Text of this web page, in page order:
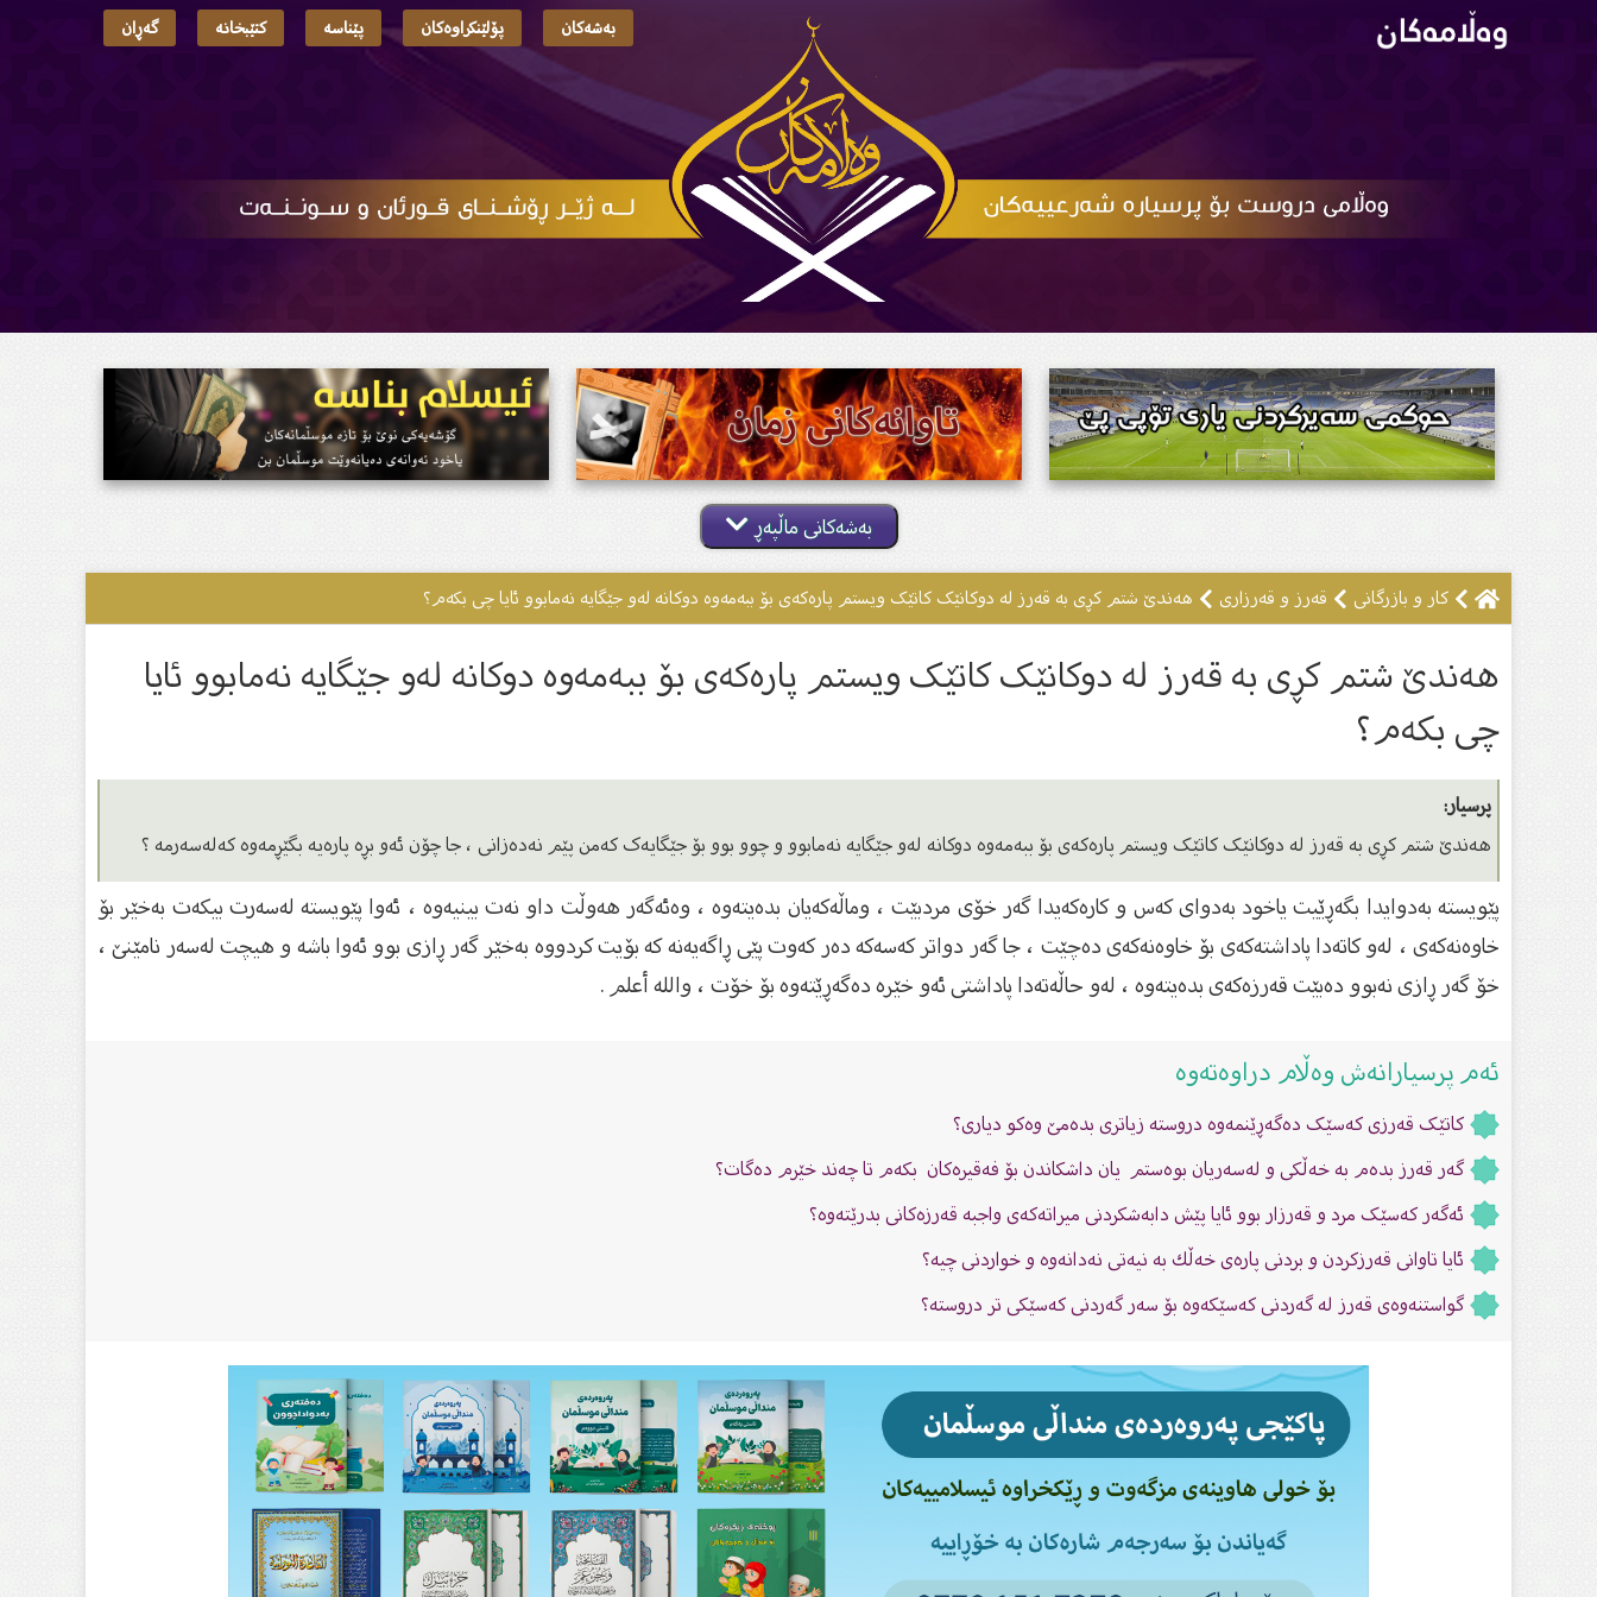
بەشەکان پۆلێنکراوەکان پێناسە کتێبخانە گەڕان
بەشەکانی ماڵپەڕ
کار و بازرگانی قەرز و قەرزارى هەندێ شتم کڕی بە قەرز لە دوکانێک کاتێک ویستم پارەکەى بۆ ببەمەوە دوکانە لەو جێگایە نەمابوو ئایا چی بکەم؟
هەندێ شتم کڕی بە قەرز لە دوکانێک کاتێک ویستم پارەکەى بۆ ببەمەوە دوکانە لەو جێگایە نەمابوو ئایا
چی بکەم؟
پرسیار:
هەندێ شتم کڕی بە قەرز لە دوکانێک کاتێک ویستم پارەکەى بۆ ببەمەوە دوکانە لەو جێگایە نەمابوو و چوو بوو بۆ جێگایەک کەمن پێم نەدەزانی ، جا چۆن ئەو بڕە پارەیە بگێڕمەوە کەلەسەرمە ؟
پێویستە بەدوایدا بگەڕێیت یاخود بەدوای کەس و کارەکەیدا گەر خۆی مردبێت ، وماڵەکەیان بدەیتەوە ، وەئەگەر هەوڵت داو نەت بینیەوە ، ئەوا پێویستە لەسەرت بیکەت بەخێر بۆ
خاوەنەکەی ، لەو کاتەدا پاداشتەکەی بۆ خاوەنەکەی دەچێت ، جا گەر دواتر کەسەکە دەر کەوت پێی ڕاگەیەنە کە بۆیت کردووە بەخێر گەر ڕازی بوو ئەوا باشە و هیچت لەسەر نامێنێ ،
خۆ گەر ڕازی نەبوو دەبێت قەرزەکەی بدەیتەوە ، لەو حاڵەتەدا پاداشتی ئەو خێرە دەگەڕێتەوە بۆ خۆت ، والله أعلم .
ئەم پرسیارانەش وەڵام دراوەتەوە
کاتێک قەرزى کەسێک دەگەڕێنمەوە دروستە زیاترى بدەمێ وەکو دیارى؟
گەر قەرز بدەم بە خەڵکى و لەسەریان بوەستم یان داشكاندن بۆ فەقیرەکان بکەم تا چەند خێرم دەگات؟
ئەگەر کەسێک مرد و قەرزار بوو ئایا پێش دابەشکردنى میراتەکەى واجبە قەرزەکانى بدرێتەوە؟
ئایا تاوانى قەرزکردن و بردنی پاره‌ی خه‌ڵك به‌ نیه‌تی نەدانەوە و خواردنی چیە؟
گواستنه‌وه‌ی قه‌رز له‌ گه‌ردنی كه‌سێكه‌وه‌ بۆ سه‌ر گه‌ردنی كه‌سێكی تر دروستە؟